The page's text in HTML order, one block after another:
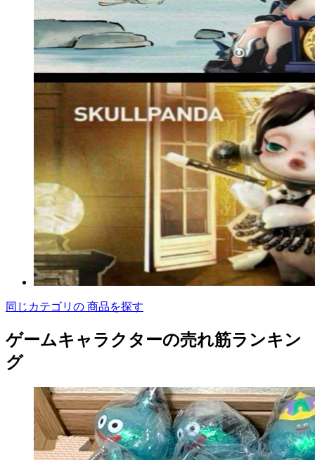
同じカテゴリの 商品を探す
ゲームキャラクターの売れ筋ランキン
グ